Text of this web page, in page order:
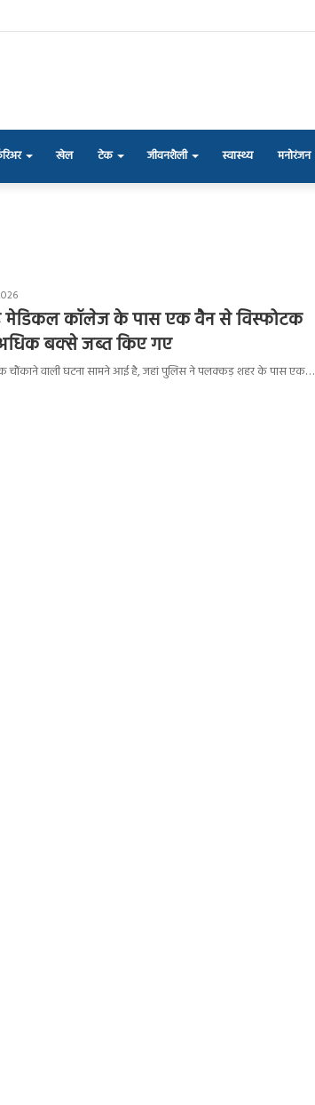
खेल टेक जीवनशैली स्वास्थ्य मनोरंजन
कॉलेज के पास एक वैन से विस्फोटक
अधिक बक्से जब्त किए गए
वाली घटना सामने आई है, जहां पुलिस ने पलक्कड़ शहर के पास एक…